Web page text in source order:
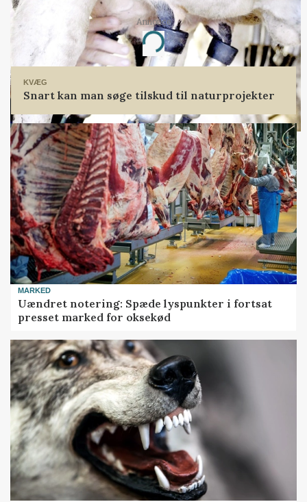
Annonce
Loading...
KVÆG
Snart kan man søge tilskud til naturprojekter
MARKED
Uændret notering: Spæde lyspunkter i fortsat
presset marked for oksekød